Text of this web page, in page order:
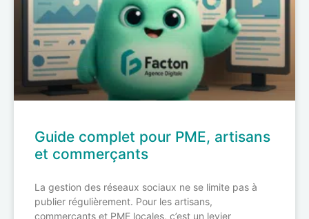
Guide complet pour PME, artisans
et commerçants
La gestion des réseaux sociaux ne se limite pas à
publier régulièrement. Pour les artisans,
commerçants et PME locales, c’est un levier